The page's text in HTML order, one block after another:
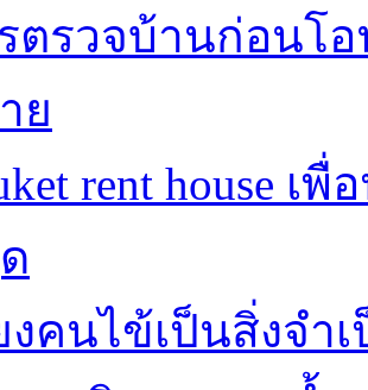
ตรวจบ้านก่อนโ
ย
rent house
งคนไข้เป็นสิ่งจำ